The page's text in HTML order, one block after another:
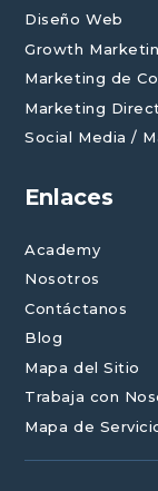
Diseño Web
Growth
Marketing de
Marketing
Social Media /
Enlaces
Academy
Nosotros
Contáctanos
Blog
Mapa del Sitio
Trabaja con
Mapa de